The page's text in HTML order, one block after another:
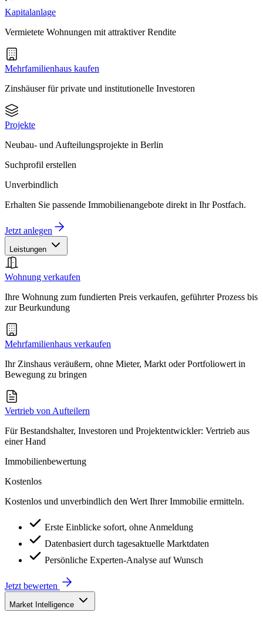
Kapitalanlage
Vermietete Wohnungen mit attraktiver Rendite
Mehrfamilienhaus kaufen
Zinshäuser für private und institutionelle Investoren
Projekte
Neubau- und Aufteilungsprojekte in Berlin
Suchprofil erstellen
Unverbindlich
Erhalten Sie passende Immobilienangebote direkt in Ihr Postfach.
Jetzt anlegen
Leistungen
Wohnung verkaufen
Ihre Wohnung zum fundierten Preis verkaufen, geführter Prozess bis
zur Beurkundung
Mehrfamilienhaus verkaufen
Ihr Zinshaus veräußern, ohne Mieter, Markt oder Portfoliowert in
Bewegung zu bringen
Vertrieb von Aufteilern
Für Bestandshalter, Investoren und Projektentwickler: Vertrieb aus
einer Hand
Immobilienbewertung
Kostenlos
Kostenlos und unverbindlich den Wert Ihrer Immobilie ermitteln.
Erste Einblicke sofort, ohne Anmeldung
Datenbasiert durch tagesaktuelle Marktdaten
Persönliche Experten-Analyse auf Wunsch
Jetzt bewerten
Market Intelligence